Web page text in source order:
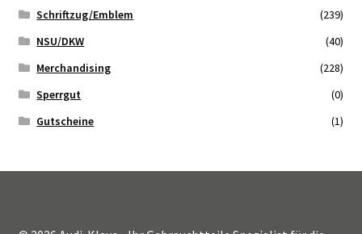
Schriftzug/Emblem
(239)
NSU/DKW
(40)
Merchandising
(228)
Sperrgut
(0)
Gutscheine
(1)